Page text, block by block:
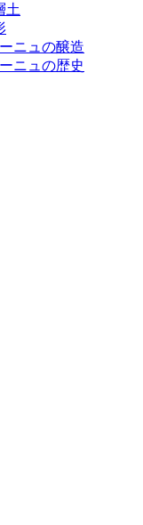
土
ニュの醸造
ニュの歴史